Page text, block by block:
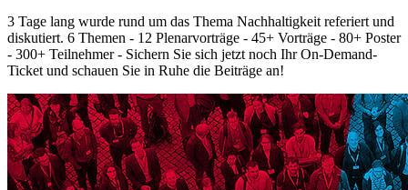
3 Tage lang wurde rund um das Thema Nachhaltigkeit referiert und
diskutiert. 6 Themen - 12 Plenarvorträge - 45+ Vorträge - 80+ Poster
- 300+ Teilnehmer - Sichern Sie sich jetzt noch Ihr On-Demand-
Ticket und schauen Sie in Ruhe die Beiträge an!